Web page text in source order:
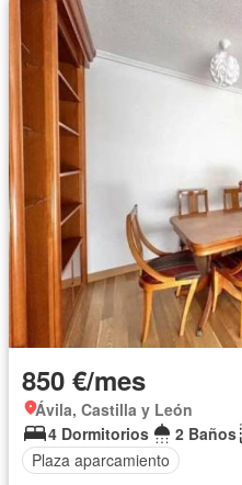
850 €/mes
Ávila, Castilla y León
4 Dormitorios
2 Baños
Plaza aparcamiento